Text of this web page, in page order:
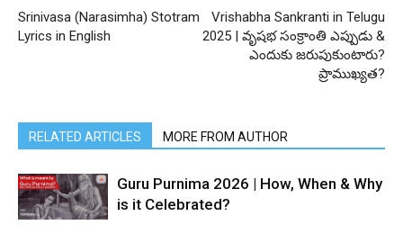
Srinivasa (Narasimha) Stotram
Lyrics in English
Vrishabha Sankranti in Telugu
2025 | వృషభ సంక్రాంతి ఎప్పుడు &
ఎందుకు జరుపుకుంటారు?
ప్రాముఖ్యత?
RELATED ARTICLES MORE FROM AUTHOR
Guru Purnima 2026 | How, When & Why
is it Celebrated?